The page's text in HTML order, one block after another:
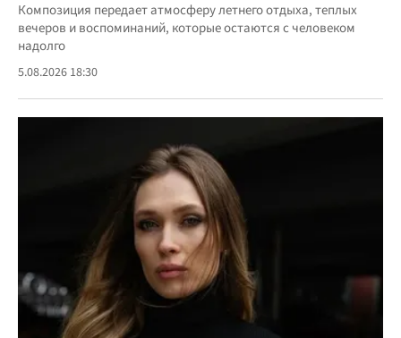
Композиция передает атмосферу летнего отдыха, теплых
вечеров и воспоминаний, которые остаются с человеком
надолго
5.08.2026 18:30